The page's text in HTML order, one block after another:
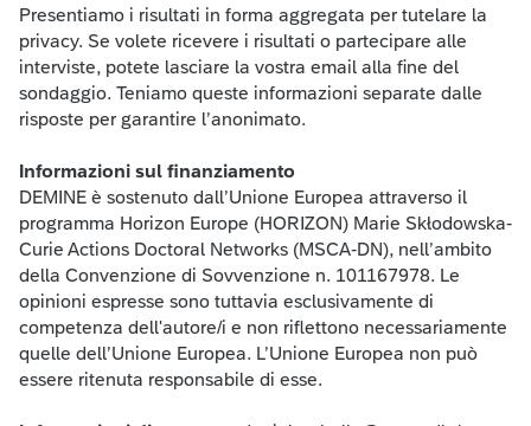
Presentiamo i risultati in forma aggregata per tutelare la
privacy. Se volete ricevere i risultati o partecipare alle
interviste, potete lasciare la vostra email alla fine del
sondaggio. Teniamo queste informazioni separate dalle
risposte per garantire l’anonimato.
Informazioni sul finanziamento
DEMINE è sostenuto dall’Unione Europea attraverso il
programma Horizon Europe (HORIZON) Marie Skłodowska-
Curie Actions Doctoral Networks (MSCA-DN), nell’ambito
della Convenzione di Sovvenzione n. 101167978. Le
opinioni espresse sono tuttavia esclusivamente di
competenza dell'autore/i e non riflettono necessariamente
quelle dell’Unione Europea. L’Unione Europea non può
essere ritenuta responsabile di esse.